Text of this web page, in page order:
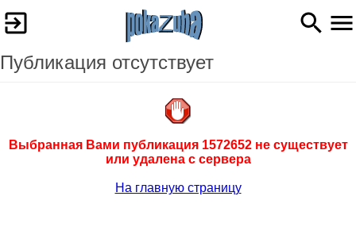
Публикация отсутствует
Выбранная Вами публикация 1572652 не существует
или удалена с сервера
На главную страницу